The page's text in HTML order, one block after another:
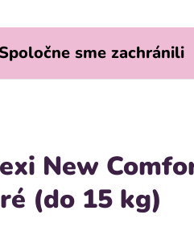
Spoločne sme zachránili
New
(do 15 kg)